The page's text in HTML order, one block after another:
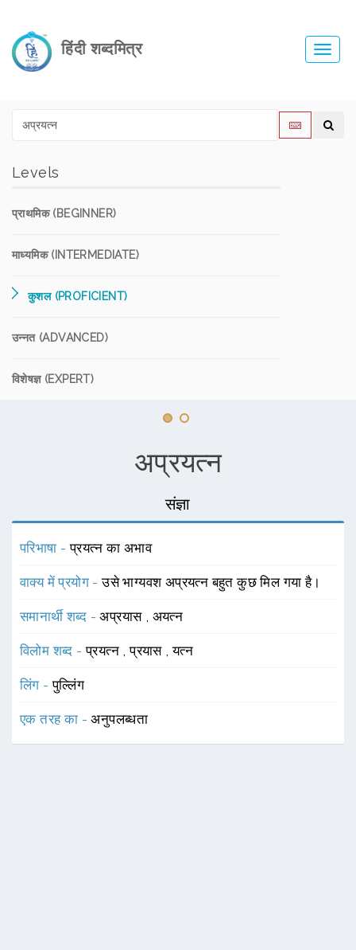
हिंदी शब्दमित्र
Levels
प्राथमिक (BEGINNER)
माध्यमिक (INTERMEDIATE)
कुशल (PROFICIENT)
उन्नत (ADVANCED)
विशेषज्ञ (EXPERT)
अप्रयत्न
संज्ञा
परिभाषा -प्रयत्न का अभाव
वाक्य में प्रयोग -उसे भाग्यवश अप्रयत्न बहुत कुछ मिल गया है।
समानार्थी शब्द -अप्रयास , अयत्न
विलोम शब्द -प्रयत्न ,प्रयास ,यत्न
लिंग -पुल्लिंग
एक तरह का -अनुपलब्धता